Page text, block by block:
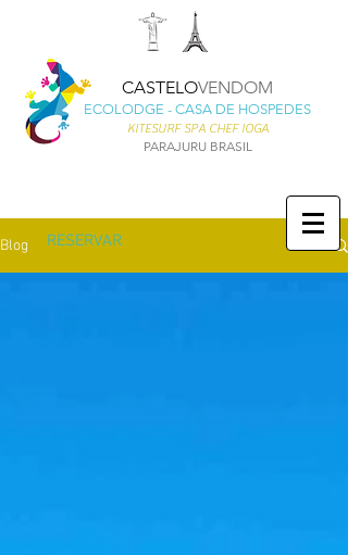
CASTELOVENDOM
ECOLODGE - CASA DE HOSPEDES
KITESURF SPA CHEF IOGA
PARAJURU BRASIL
RESERVAR
Blog